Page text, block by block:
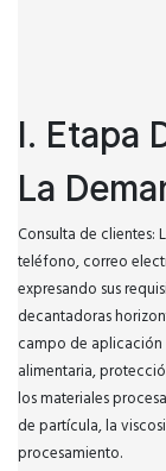
I. Etapa
La
Consulta de clientes:
teléfono, correo
expresando sus
decantadoras
campo de
alimentaria,
los materiales
de partícula, la
procesamiento.